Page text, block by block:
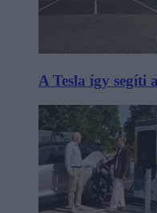
A Tesla így segíti